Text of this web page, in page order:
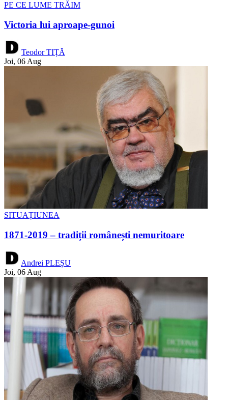
PE CE LUME TRĂIM
Victoria lui aproape-gunoi
Teodor TIȚĂ
Joi, 06 Aug
SITUAȚIUNEA
1871-2019 – tradiții românești nemuritoare
Andrei PLEȘU
Joi, 06 Aug